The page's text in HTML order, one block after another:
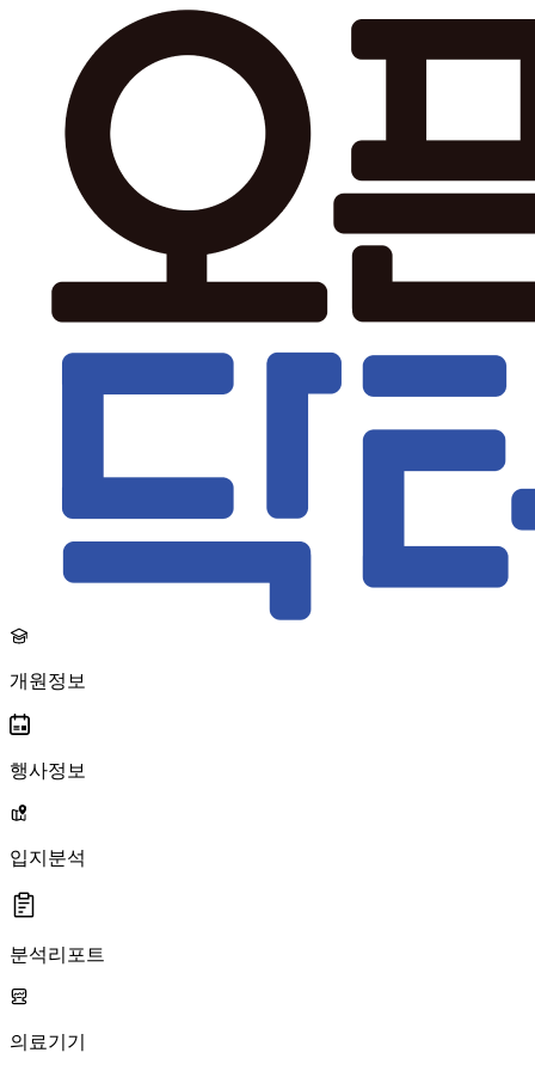
개원정보
행사정보
입지분석
분석리포트
의료기기